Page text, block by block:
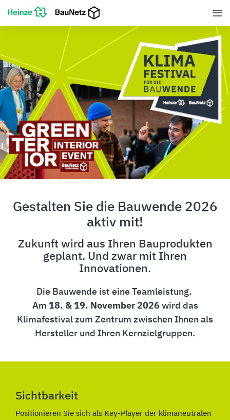
Gestalten Sie die Bauwende 2026
aktiv mit!
Zukunft wird aus Ihren Bauprodukten
geplant. Und zwar mit Ihren
Innovationen.
Die Bauwende ist eine Teamleistung.
Am 18. & 19. November 2026wird das
Klimafestival zum Zentrum zwischen Ihnen als
Hersteller und Ihren Kernzielgruppen.
Sichtbarkeit
Positionieren Sie sich als Key-Player der klimaneutralen